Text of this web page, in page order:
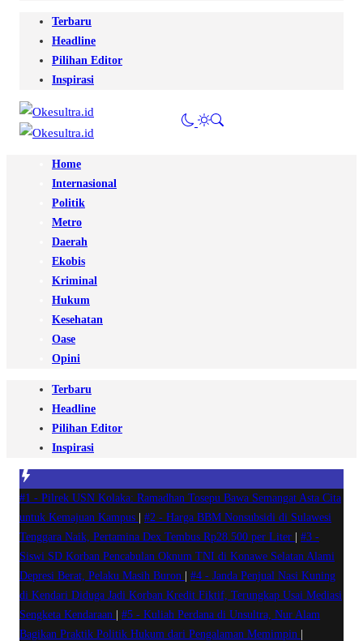
Terbaru
Headline
Pilihan Editor
Inspirasi
Home
Internasional
Politik
Metro
Daerah
Ekobis
Kriminal
Hukum
Kesehatan
Oase
Opini
Terbaru
Headline
Pilihan Editor
Inspirasi
#1 - Pilrek USN Kolaka: Ramadhan Tosepu Bawa Semangat Asta Cita
untuk Kemajuan Kampus
#2 - Harga BBM Nonsubsidi di Sulawesi
Tenggara Naik, Pertamina Dex Tembus Rp28.500 per Liter
#3 -
Siswi SD Korban Pencabulan Oknum TNI di Konawe Selatan Alami
Depresi Berat, Pelaku Masih Buron
#4 - Janda Penjual Nasi Kuning
di Kendari Diduga Jadi Korban Kredit Fiktif, Terungkap Usai Mediasi
Sengketa Kendaraan
#5 - Kuliah Perdana di Unsultra, Nur Alam
Bagikan Praktik Politik Hukum dari Pengalaman Memimpin